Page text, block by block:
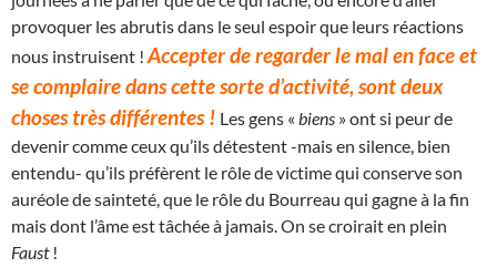
provoquer les abrutis dans le seul espoir que leurs réactions
nous instruisent ! Accepter de regarder le mal en face et
se complaire dans cette sorte d’activité, sont deux
choses très différentes ! Les gens « biens » ont si peur de
devenir comme ceux qu’ils détestent -mais en silence, bien
entendu- qu’ils préfèrent le rôle de victime qui conserve son
auréole de sainteté, que le rôle du Bourreau qui gagne à la fin
mais dont l’âme est tâchée à jamais. On se croirait en plein
Faust!